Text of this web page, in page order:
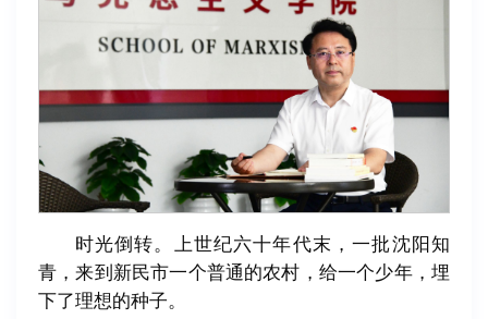
时光倒转。上世纪六十年代末，一批沈阳知
青，来到新民市一个普通的农村，给一个少年，埋
下了理想的种子。